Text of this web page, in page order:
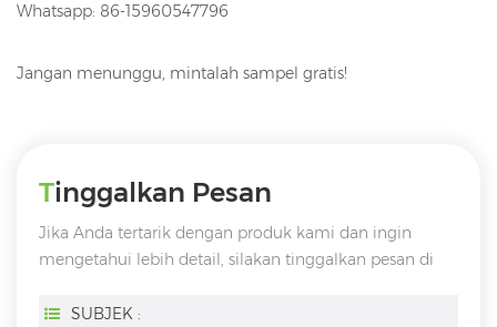
Whatsapp: 86-15960547796
Jangan menunggu, mintalah sampel gratis!
Tinggalkan Pesan
Jika Anda tertarik dengan produk kami dan ingin
mengetahui lebih detail, silakan tinggalkan pesan di
SUBJEK :